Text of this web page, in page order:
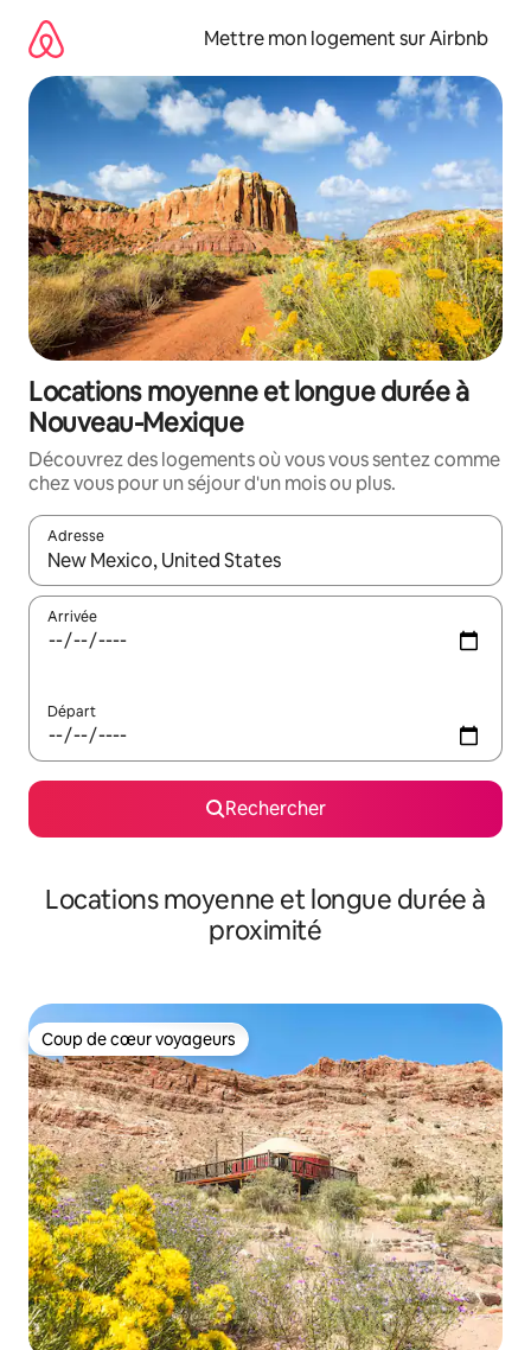
directement
contenu
Mettre mon logement sur Airbnb
Locations moyenne et longue durée à
Nouveau-Mexique
Découvrez des logements où vous vous sentez comme
chez vous pour un séjour d'un mois ou plus.
Adresse
Lorsque les résultats s'affichent, utilisez les flèches vers le
Arrivée
Départ
Rechercher
Locations moyenne et longue durée à
proximité
Coup de cœur voyageurs
Coup de cœur voyageurs